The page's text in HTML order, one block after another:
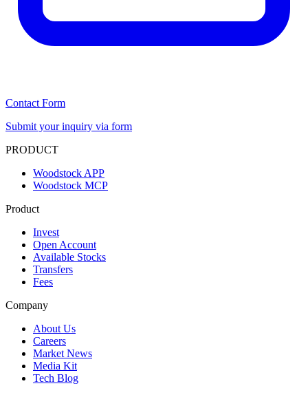
Contact Form
Submit your inquiry via form
PRODUCT
Woodstock APP
Woodstock MCP
Product
Invest
Open Account
Available Stocks
Transfers
Fees
Company
About Us
Careers
Market News
Media Kit
Tech Blog